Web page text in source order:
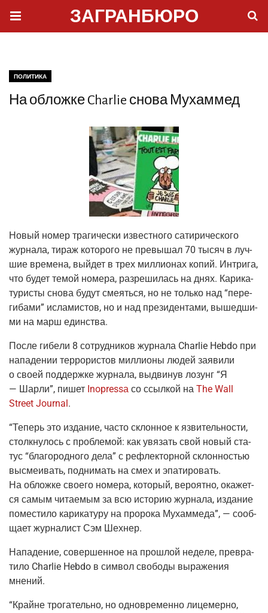
ЗАГРАНБЮРО
ПОЛИТИКА
На обложке Charlie снова Мухаммед
Новый номер тра­ги­че­ски извест­но­го сати­ри­че­ско­го
жур­на­ла, тираж кото­ро­го не пре­вы­шал 70 тысяч в луч­
шие вре­ме­на, вый­дет в трех мил­ли­о­нах копий. Интри­га,
что будет темой номе­ра, раз­ре­ши­лась на днях. Кари­ка­
ту­ри­сты сно­ва будут сме­ять­ся, но не толь­ко над “пере­
ги­ба­ми” исла­ми­стов, но и над пре­зи­ден­та­ми, вышед­ши­
ми на марш единства.
После гибе­ли 8 сотруд­ни­ков жур­на­ла Charlie Hebdo при
напа­де­нии тер­ро­ри­стов мил­ли­о­ны людей заяви­ли
о сво­ей под­держ­ке жур­на­ла, выдви­нув лозунг “Я
— Шар­ли”, пишет Inopressа со ссыл­кой на The Wall
Street Journal.
“Теперь это изда­ние, часто склон­ное к язви­тель­но­сти,
столк­ну­лось с про­бле­мой: как увя­зать свой новый ста­
тус “бла­го­род­но­го дела” с рефлек­тор­ной склон­но­стью
высме­и­вать, под­ни­мать на смех и эпа­ти­ро­вать.
На облож­ке сво­е­го номе­ра, кото­рый, веро­ят­но, ока­жет­
ся самым чита­е­мым за всю исто­рию жур­на­ла, изда­ние
поме­сти­ло кари­ка­ту­ру на про­ро­ка Мухам­ме­да”, — сооб­
ща­ет жур­на­лист Сэм Шехнер.
Напа­де­ние, совер­шен­ное на про­шлой неде­ле, пре­вра­
ти­ло Charlie Hebdo в сим­вол сво­бо­ды выра­же­ния
мнений.
“Крайне тро­га­тель­но, но одно­вре­мен­но лице­мер­но,